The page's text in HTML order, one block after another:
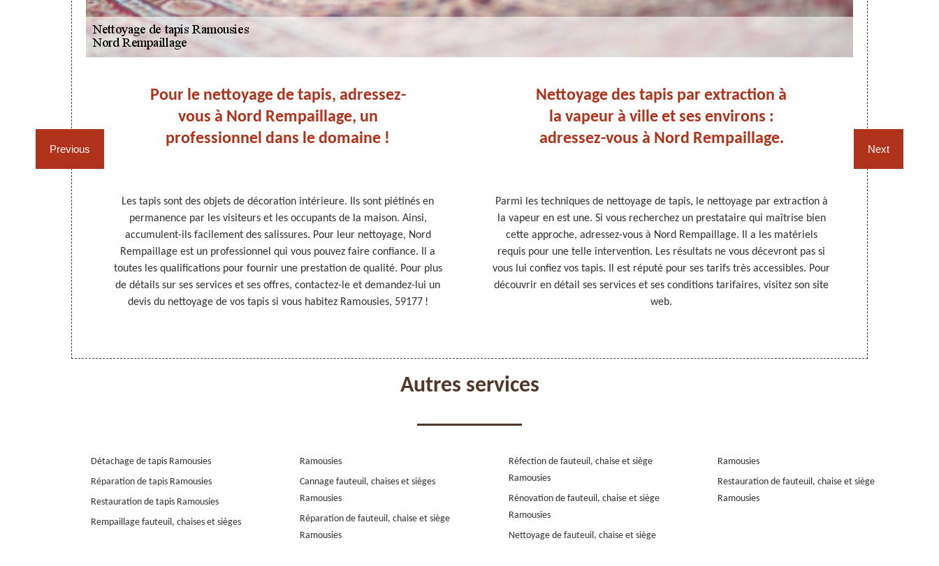
Previous
Pour le nettoyage de tapis, adressez-
vous à Nord Rempaillage, un
professionnel dans le domaine !
Les tapis sont des objets de décoration intérieure. Ils sont piétinés en
permanence par les visiteurs et les occupants de la maison. Ainsi,
accumulent-ils facilement des salissures. Pour leur nettoyage, Nord
Rempaillage est un professionnel qui vous pouvez faire confiance. Il a
toutes les qualifications pour fournir une prestation de qualité. Pour plus
de détails sur ses services et ses offres, contactez-le et demandez-lui un
devis du nettoyage de vos tapis si vous habitez Ramousies, 59177 !
Nettoyage des tapis par extraction à
la vapeur à ville et ses environs :
adressez-vous à Nord Rempaillage.
Parmi les techniques de nettoyage de tapis, le nettoyage par extraction à
la vapeur en est une. Si vous recherchez un prestataire qui maîtrise bien
cette approche, adressez-vous à Nord Rempaillage. Il a les matériels
requis pour une telle intervention. Les résultats ne vous décevront pas si
vous lui confiez vos tapis. Il est réputé pour ses tarifs très accessibles. Pour
découvrir en détail ses services et ses conditions tarifaires, visitez son site
web.
Next
Autres services
Détachage de tapis Ramousies
Réparation de tapis Ramousies
Restauration de tapis Ramousies
Rempaillage fauteuil, chaises et sièges
Ramousies
Cannage fauteuil, chaises et sièges
Ramousies
Réparation de fauteuil, chaise et siège
Ramousies
Réfection de fauteuil, chaise et siège
Ramousies
Rénovation de fauteuil, chaise et siège
Ramousies
Nettoyage de fauteuil, chaise et siège
Ramousies
Restauration de fauteuil, chaise et siège
Ramousies